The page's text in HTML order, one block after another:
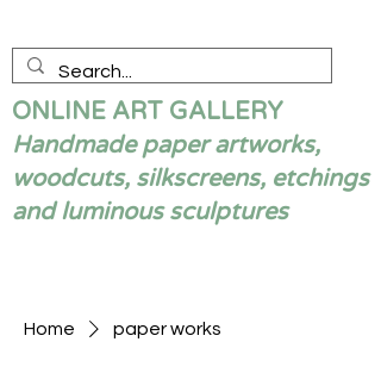
ONLINE ART GALLERY
Handmade paper artworks,
woodcuts, silkscreens, etchings
and luminous sculptures
Home paper works